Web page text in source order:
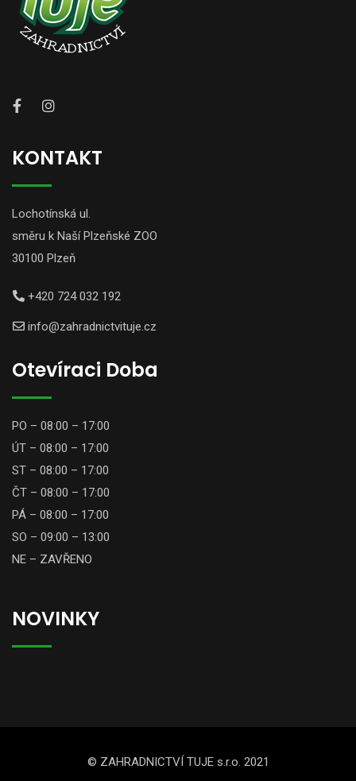
KONTAKT
Lochotínská ul.
směru k Naší Plzeňské ZOO
30100 Plzeň
+420 724 032 192
info@zahradnictvituje.cz
Otevíraci Doba
PO – 08:00 – 17:00
ÚT – 08:00 – 17:00
ST – 08:00 – 17:00
ČT – 08:00 – 17:00
PÁ – 08:00 – 17:00
SO – 09:00 – 13:00
NE – ZAVŘENO
NOVINKY
© ZAHRADNICTVÍ TUJE s.r.o. 2021